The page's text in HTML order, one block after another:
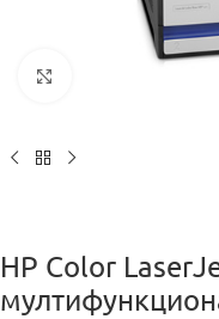
HP Color